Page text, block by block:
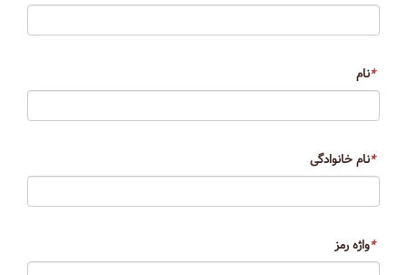
*نام
*نام خانوادگی
*واژه رمز